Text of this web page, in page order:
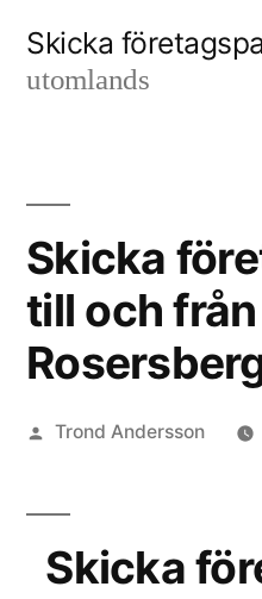
Skicka
utomlands
Skicka
till och från
Posted
Trond Andersson
Skicka